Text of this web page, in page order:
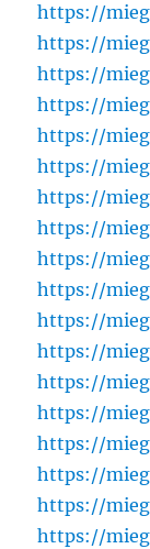
https://
https://
https://
https://
https://
https://
https://
https://
https://
https://
https://
https://
https://
https://
https://
https://
https://
https://